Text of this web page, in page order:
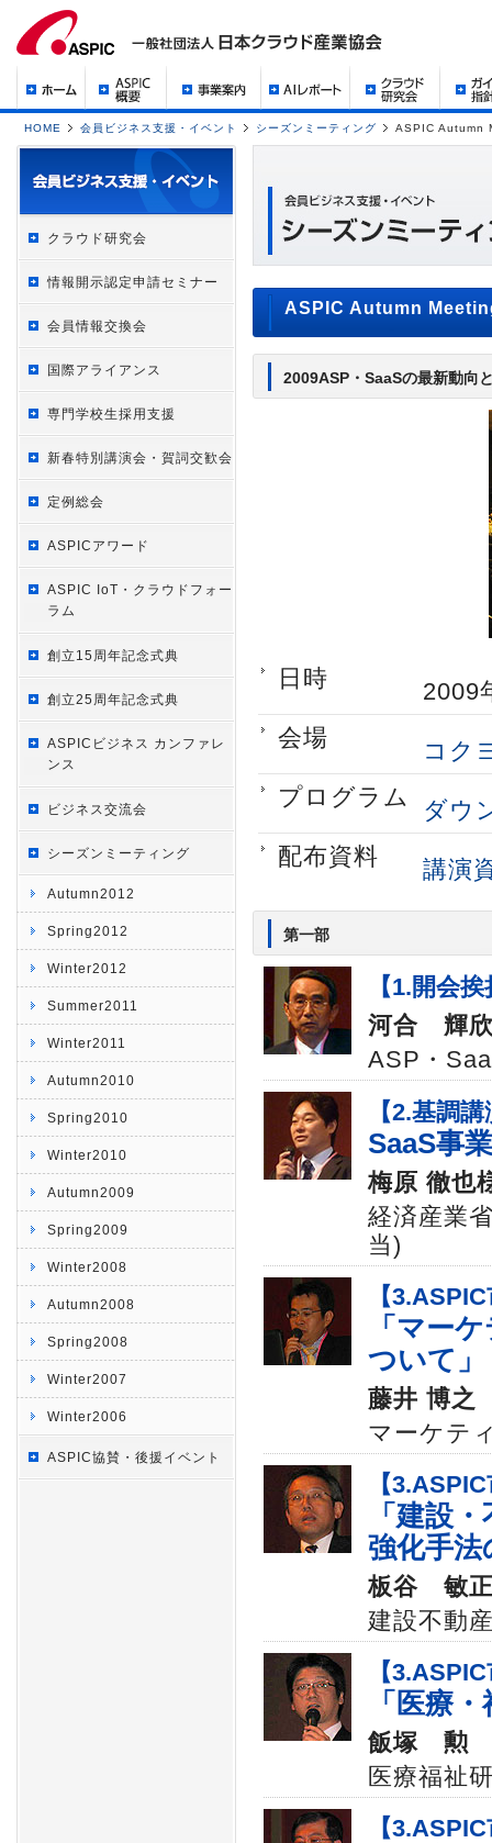
HOME 会員ビジネス支援・イベント シーズンミーティング ASPIC Autumn
クラウド研究会
情報開示認定申請セミナー
会員情報交換会
国際アライアンス
専門学校生採用支援
新春特別講演会・賀詞交歓会
定例総会
ASPICアワード
ASPIC IoT・クラウドフォー
ラム
創立15周年記念式典
創立25周年記念式典
ASPICビジネス カンファレ
ンス
ビジネス交流会
シーズンミーティング
Autumn2012
Spring2012
Winter2012
Summer2011
Winter2011
Autumn2010
Spring2010
Winter2010
Autumn2009
Spring2009
Winter2008
Autumn2008
Spring2008
Winter2007
Winter2006
ASPIC協賛・後援イベント
ASPIC Autumn
2009ASP・SaaSの最新動向
日時
2009
会場
コク
プログラム
ダウ
配布資料
講演
第一部
【1.開会
河合 輝
ASP・
【2.基調
SaaS事
梅原 徹也
経済産業
当)
【
「マー
ついて」
藤井 博之
マーケテ
【
「建設
強化手法
板谷 敏
建設不動
【
「医療
飯塚 勲
医療福祉
【